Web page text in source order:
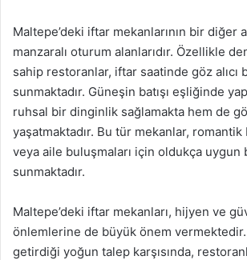
Maltepe’deki iftar mekanlarının bir diğer
manzaralı oturum alanlarıdır. Özellikle
sahip restoranlar, iftar saatinde göz alıcı
sunmaktadır. Güneşin batışı eşliğinde
ruhsal bir dinginlik sağlamakta hem de
yaşatmaktadır. Bu tür mekanlar,
veya aile buluşmaları için oldukça uygun
sunmaktadır.
Maltepe’deki iftar mekanları, hijyen ve
önlemlerine de büyük önem vermektedir.
getirdiği yoğun talep karşısında,